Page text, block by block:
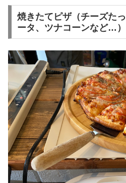
焼きたてピザ（チーズた
ータ、ツナコーンなど…）